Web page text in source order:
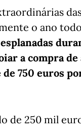
o ano
a compra de
750 euros
de 250 mil